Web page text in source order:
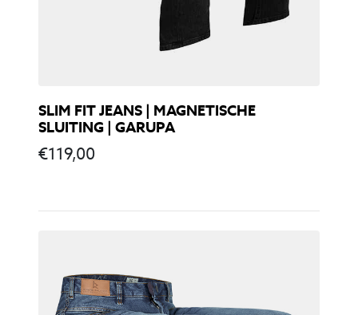
SLIM FIT JEANS | MAGNETISCHE
SLUITING | GARUPA
€119,00